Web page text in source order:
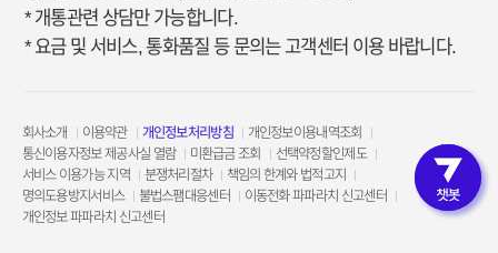
고객인증
* 개통관련 상담만 가능합니다.
* 요금 및 서비스, 통화품질 등 문의는 고객센터 이용 바랍니다.
회사소개 이용약관 개인정보처리방침
개인정보이용내역조회
통신이용자정보 제공사실 열람
미환급금 조회
선택약정할인제도
서비스 이용가능 지역
분쟁처리절차
책임의 한계와 법적고지
명의도용방지서비스
불법스팸대응센터
이동전화 파파라치 신고센터
개인정보 파파라치 신고센터